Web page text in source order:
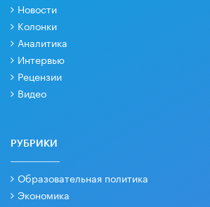
Новости
Колонки
Аналитика
Интервью
Рецензии
Видео
РУБРИКИ
Образовательная политика
Экономика